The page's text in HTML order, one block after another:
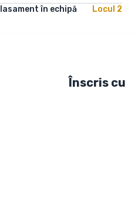
în echipă Locul 2
Înscris cu